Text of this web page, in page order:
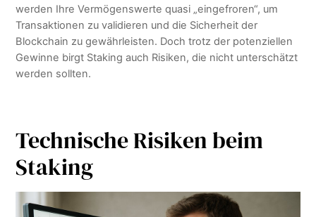
werden Ihre Vermögenswerte quasi „eingefroren“, um
Transaktionen zu validieren und die Sicherheit der
Blockchain zu gewährleisten. Doch trotz der potenziellen
Gewinne birgt Staking auch Risiken, die nicht unterschätzt
werden sollten.
Technische Risiken beim
Staking